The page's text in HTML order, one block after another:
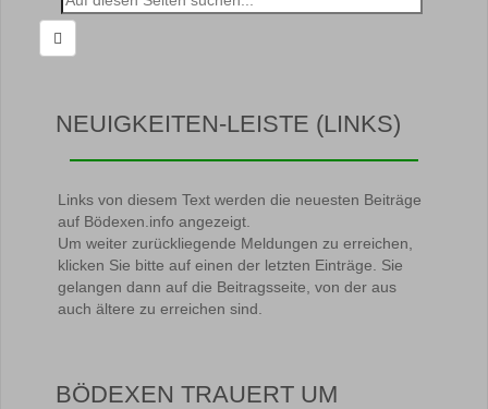
nach:
NEUIGKEITEN-LEISTE (LINKS)
Links von diesem Text werden die neuesten Beiträge
auf Bödexen.info angezeigt.
Um weiter zurückliegende Meldungen zu erreichen,
klicken Sie bitte auf einen der letzten Einträge. Sie
gelangen dann auf die Beitragsseite, von der aus
auch ältere zu erreichen sind.
BÖDEXEN TRAUERT UM